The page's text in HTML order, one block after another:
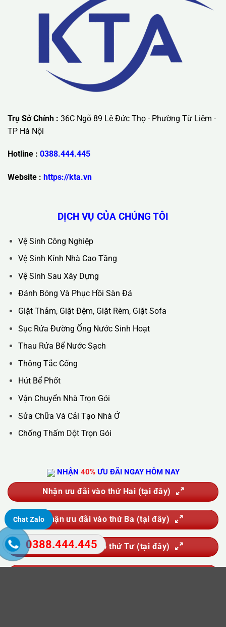
Trụ Sở Chính :
DỊCH VỤ CỦA CHÚNG TÔI
Vệ Sinh Công Nghiệp
Vệ Sinh Kính Nhà Cao Tầng
Vệ Sinh Sau Xây Dựng
Đánh Bóng Và Phục Hồi Sàn Đá
Giặt Thảm, Giặt Đệm, Giặt Rèm, Giặt Sofa
Sục Rửa Đường Ống Nước Sinh Hoạt
Thau Rửa Bể Nước Sạch
Thông Tắc Cống
Hút Bể Phốt
Sửa Chữa Và Cải Tạo Nhà Ở
Chống Thấm Dột Trọn Gói
NHẬN40%ƯU ĐÃI NGAY HÔM NAY
Nhận ưu đãi vào thứ Hai (tại đây)
Chat Zalo
0388.444.445